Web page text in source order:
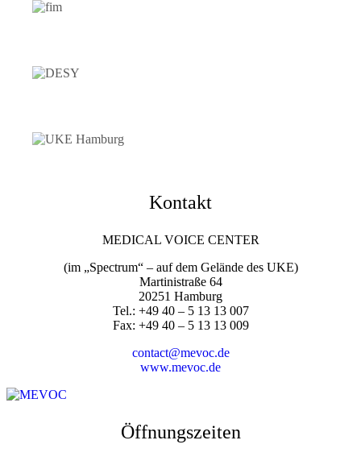
Kontakt
MEDICAL VOICE CENTER
(im „Spectrum“ – auf dem Gelände des UKE)
Martinistraße 64
20251 Hamburg
Tel.: +49 40 – 5 13 13 007
Fax: +49 40 – 5 13 13 009
contact@mevoc.de
www.mevoc.de
Öffnungszeiten